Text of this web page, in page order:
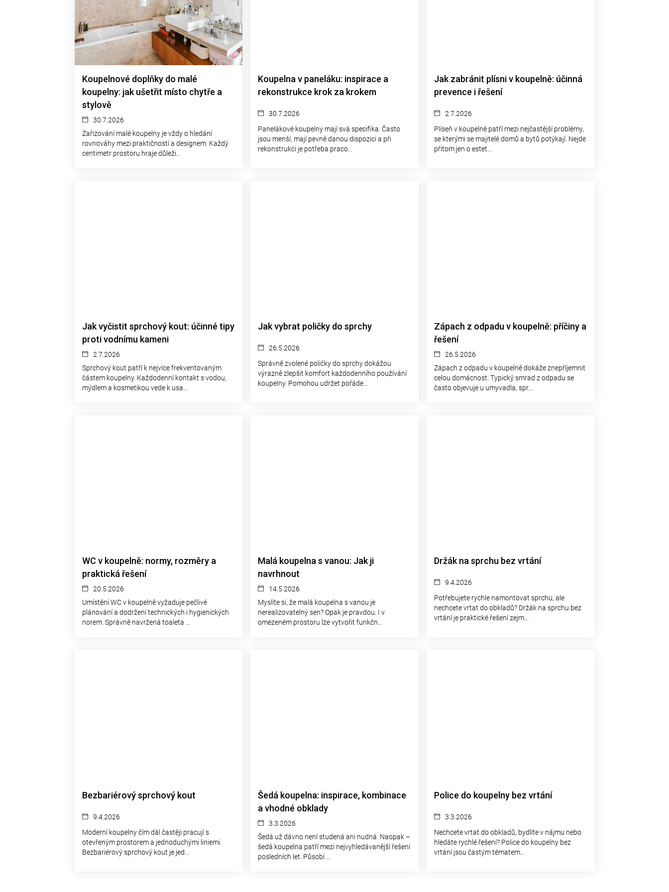
n
k
ů
Koupelnové doplňky do malé
koupelny: jak ušetřit místo chytře a
stylově
30.7.2026
Zařizování malé koupelny je vždy o hledání
rovnováhy mezi praktičností a designem. Každý
centimetr prostoru hraje důleži...
Koupelna v paneláku: inspirace a
rekonstrukce krok za krokem
30.7.2026
Panelákové koupelny mají svá specifika. Často
jsou menší, mají pevně danou dispozici a při
rekonstrukci je potřeba praco...
Jak zabránit plísni v koupelně: účinná
prevence i řešení
2.7.2026
Plíseň v koupelně patří mezi nejčastější problémy,
se kterými se majitelé domů a bytů potýkají. Nejde
přitom jen o estet...
Jak vyčistit sprchový kout: účinné tipy
proti vodnímu kameni
2.7.2026
Sprchový kout patří k nejvíce frekventovaným
částem koupelny. Každodenní kontakt s vodou,
mýdlem a kosmetikou vede k usa...
Jak vybrat poličky do sprchy
26.5.2026
Správně zvolené poličky do sprchy dokážou
výrazně zlepšit komfort každodenního používání
koupelny. Pomohou udržet pořáde...
Zápach z odpadu v koupelně: příčiny a
řešení
26.5.2026
Zápach z odpadu v koupelně dokáže znepříjemnit
celou domácnost. Typický smrad z odpadu se
často objevuje u umyvadla, spr...
WC v koupelně: normy, rozměry a
praktická řešení
20.5.2026
Umístění WC v koupelně vyžaduje pečlivé
plánování a dodržení technických i hygienických
norem. Správně navržená toaleta ...
Malá koupelna s vanou: Jak ji
navrhnout
14.5.2026
Myslíte si, že malá koupelna s vanou je
nerealizovatelný sen? Opak je pravdou. I v
omezeném prostoru lze vytvořit funkčn...
Držák na sprchu bez vrtání
9.4.2026
Potřebujete rychle namontovat sprchu, ale
nechcete vrtat do obkladů? Držák na sprchu bez
vrtání je praktické řešení zejm...
Bezbariérový sprchový kout
9.4.2026
Moderní koupelny čím dál častěji pracují s
otevřeným prostorem a jednoduchými liniemi.
Bezbariérový sprchový kout je jed...
Šedá koupelna: inspirace, kombinace
a vhodné obklady
3.3.2026
Šedá už dávno není studená ani nudná. Naopak –
šedá koupelna patří mezi nejvyhledávanější řešení
posledních let. Působí ...
Police do koupelny bez vrtání
3.3.2026
Nechcete vrtat do obkladů, bydlíte v nájmu nebo
hledáte rychlé řešení? Police do koupelny bez
vrtání jsou častým tématem...